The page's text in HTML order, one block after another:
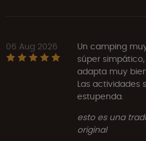
06 Aug 2026
Un camping
súper
adapta muy
Las actividades
estupenda.
esto es una
original